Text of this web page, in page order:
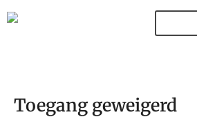
Toegang geweigerd